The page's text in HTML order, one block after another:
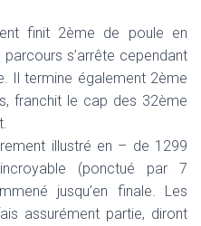
finit 2ème de poule en
s’arrête cependant
Il termine également 2ème
franchit le cap des 32ème
illustré en – de 1299
(ponctué par 7
jusqu’en finale. Les
assurément partie, diront